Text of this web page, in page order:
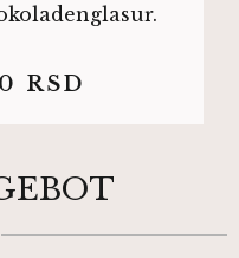
RSD